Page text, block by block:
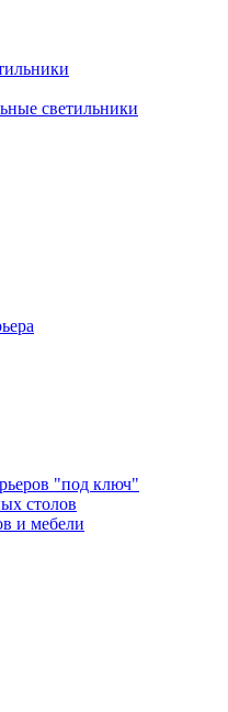
светильники
"под ключ"
столов
и мебели